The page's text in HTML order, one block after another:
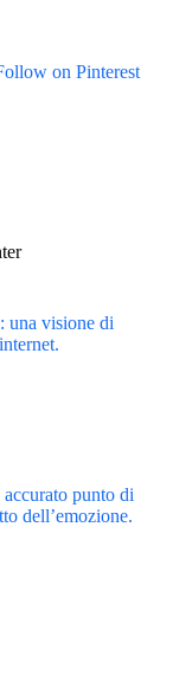
on Pinterest
una visione di
punto di
dell’emozione.